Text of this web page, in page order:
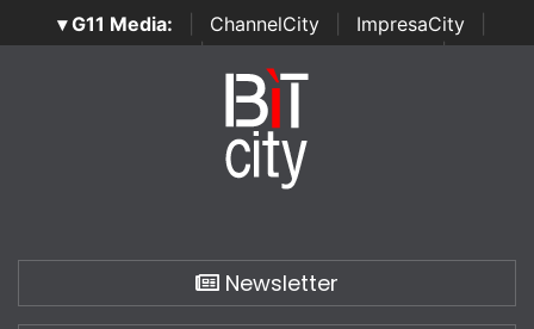
▾ G11 Media: ChannelCity ImpresaCity
SecurityOpenLab | Italian Channel Awards | Italian
Italian Security Awards
Newsletter